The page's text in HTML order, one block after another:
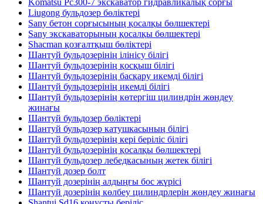
Komatsu Pc300-7 экскаватор гидравликалық сорғы
Liugong бульдозер бөліктері
Sany бетон сорғысының қосалқы бөлшектері
Sany экскаваторының қосалқы бөлшектері
Shacman қозғалтқыш бөліктері
Шантуй бульдозерінің ілінісу білігі
Шантуй бульдозерінің қосқыш білігі
Шантуй бульдозерінің басқару икемді білігі
Шантуй бульдозерінің икемді білігі
Шантуй бульдозерінің көтергіш цилиндрін жөндеу
жинағы
Шантуй бульдозер бөліктері
Шантуй бульдозер катушкасының білігі
Шантуй бульдозерінің кері беріліс білігі
Шантуй бульдозерінің қосалқы бөлшектері
Шантуй бульдозер лебедкасының жетек білігі
Шантуй дозер болт
Шантуй дозерінің алдыңғы бос жүрісі
Шантуй дозерінің көлбеу цилиндрлерін жөндеу жинағы